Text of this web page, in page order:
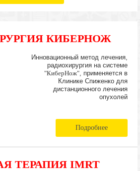
КИБЕРНОЖ
Инновационный метод лечения,
радиохирургия на системе
"КиберНож" , применяется в
Клинике Спиженко для
дистанционного лечения
опухолей
Подробнее
ТЕРАПИЯ IMRT